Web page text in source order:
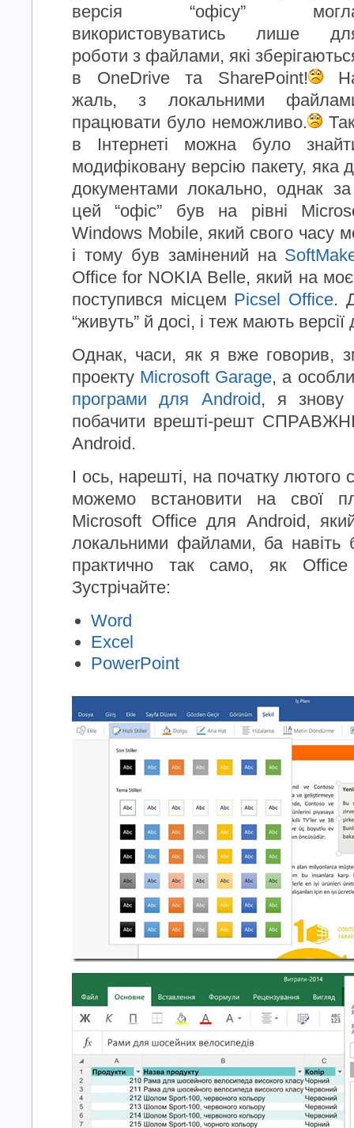
версія “офісу”
використовуватись лише
роботи з файлами, які
в OneDrive та SharePoint!
жаль, з локальними
працювати було неможливо.
в Інтернеті можна було
модифіковану версію пакету, яка
документами локально, однак
цей “офіс” був на рівні
Windows Mobile, який свого часу
і тому був замінений на
Office for NOKIA Belle, який на
поступився місцем Picsel Office.
“живуть” й досі, і теж мають
Однак, часи, як я вже говорив,
проекту Microsoft Garage, а
програми для Android, я знову
побачити врешті-решт
Android.
І ось, нарешті, на початку
можемо встановити на свої
Microsoft Office для Android,
локальними файлами, ба навіть
практично так само, як
Зустрічайте:
Word
Excel
PowerPoint